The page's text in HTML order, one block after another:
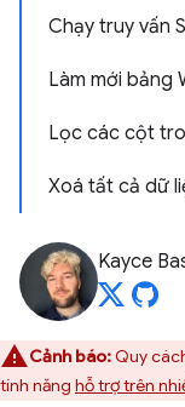
Chạy truy vấn
Làm mới bảng
Lọc các cột
Xoá tất cả dữ
Kayce
Cảnh báo:Quy
tính năng hỗ trợ trên